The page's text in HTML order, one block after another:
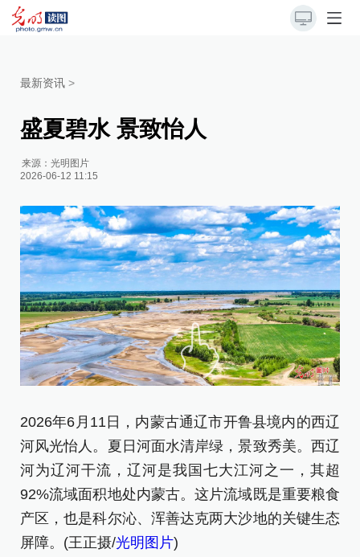
最新资讯 >
盛夏碧水 景致怡人
来源：光明图片
2026-06-12 11:15
2026年6月11日，内蒙古通辽市开鲁县境内的西辽
河风光怡人。夏日河面水清岸绿，景致秀美。西辽
河为辽河干流，辽河是我国七大江河之一，其超
92%流域面积地处内蒙古。这片流域既是重要粮食
产区，也是科尔沁、浑善达克两大沙地的关键生态
屏障。(王正摄/光明图片)